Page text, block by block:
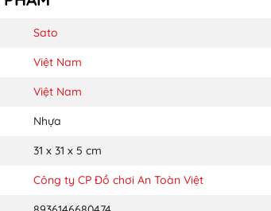
Sato
Việt Nam
Việt Nam
Nhựa
31 x 31 x 5 cm
Công ty CP Đồ chơi An Toàn Việt